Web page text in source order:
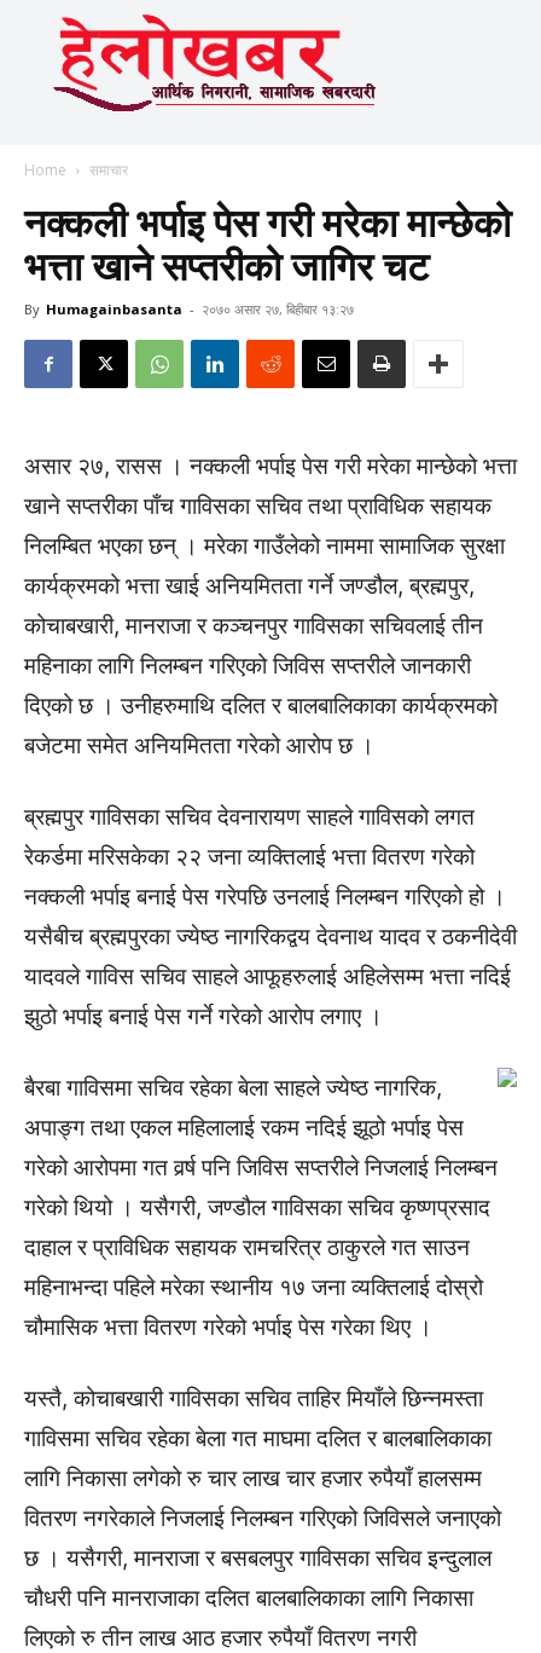
Home समाचार
नक्कली भर्पाइ पेस गरी मरेका मान्छेको
भत्ता खाने सप्तरीको जागिर चट
By Humagainbasanta - २०७० असार २७, बिहीबार १३:२७
असार २७, रासस । नक्कली भर्पाइ पेस गरी मरेका मान्छेको भत्ता
खाने सप्तरीका पाँच गाविसका सचिव तथा प्राविधिक सहायक
निलम्बित भएका छन् । मरेका गाउँलेको नाममा सामाजिक सुरक्षा
कार्यक्रमको भत्ता खाई अनियमितता गर्ने जण्डौल, ब्रह्मपुर,
कोचाबखारी, मानराजा र कञ्चनपुर गाविसका सचिवलाई तीन
महिनाका लागि निलम्बन गरिएको जिविस सप्तरीले जानकारी
दिएको छ । उनीहरुमाथि दलित र बालबालिकाका कार्यक्रमको
बजेटमा समेत अनियमितता गरेको आरोप छ ।
ब्रह्मपुर गाविसका सचिव देवनारायण साहले गाविसको लगत
रेकर्डमा मरिसकेका २२ जना व्यक्तिलाई भत्ता वितरण गरेको
नक्कली भर्पाइ बनाई पेस गरेपछि उनलाई निलम्बन गरिएको हो ।
यसैबीच ब्रह्मपुरका ज्येष्ठ नागरिकद्वय देवनाथ यादव र ठकनीदेवी
यादवले गाविस सचिव साहले आफूहरुलाई अहिलेसम्म भत्ता नदिई
झुठो भर्पाइ बनाई पेस गर्ने गरेको आरोप लगाए ।
बैरबा गाविसमा सचिव रहेका बेला साहले ज्येष्ठ नागरिक,
अपाङ्ग तथा एकल महिलालाई रकम नदिई झूठो भर्पाइ पेस
गरेको आरोपमा गत वर्र्ष पनि जिविस सप्तरीले निजलाई निलम्बन
गरेको थियो । यसैगरी, जण्डौल गाविसका सचिव कृष्णप्रसाद
दाहाल र प्राविधिक सहायक रामचरित्र ठाकुरले गत साउन
महिनाभन्दा पहिले मरेका स्थानीय १७ जना व्यक्तिलाई दोस्रो
चौमासिक भत्ता वितरण गरेको भर्पाइ पेस गरेका थिए ।
यस्तै, कोचाबखारी गाविसका सचिव ताहिर मियाँले छिन्नमस्ता
गाविसमा सचिव रहेका बेला गत माघमा दलित र बालबालिकाका
लागि निकासा लगेको रु चार लाख चार हजार रुपैयाँ हालसम्म
वितरण नगरेकाले निजलाई निलम्बन गरिएको जिविसले जनाएको
छ । यसैगरी, मानराजा र बसबलपुर गाविसका सचिव इन्दुलाल
चौधरी पनि मानराजाका दलित बालबालिकाका लागि निकासा
लिएको रु तीन लाख आठ हजार रुपैयाँ वितरण नगरी